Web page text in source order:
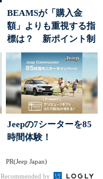
BEAMSが「購入金
額」よりも重視する指
標は？ 新ポイント制
度の狙い
Jeepの7シーターを85
時間体験！
PR(Jeep Japan)
Recommended by